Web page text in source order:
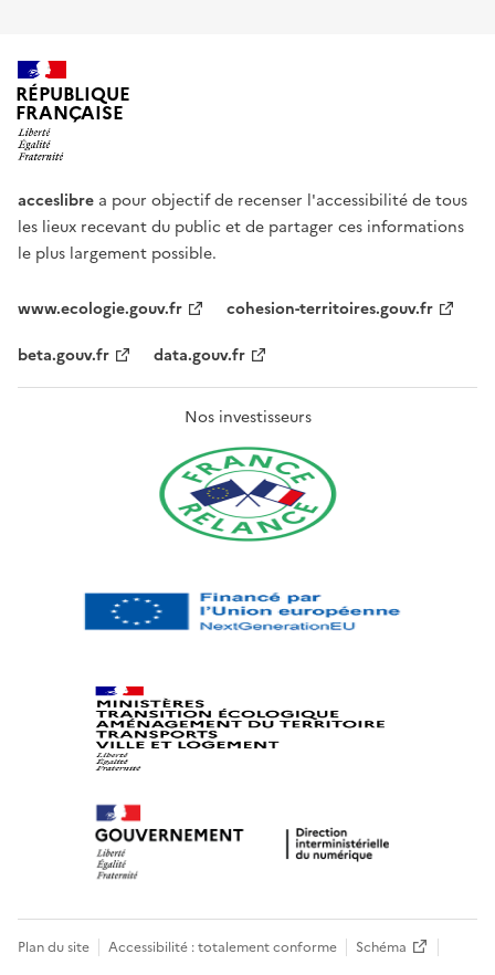
RÉPUBLIQUE
FRANÇAISE
acceslibre a pour objectif de recenser l'accessibilité de tous
les lieux recevant du public et de partager ces informations
le plus largement possible.
www.ecologie.gouv.fr
cohesion-territoires.gouv.fr
beta.gouv.fr
data.gouv.fr
Nos investisseurs
Plan du site Accessibilité : totalement conforme Schéma